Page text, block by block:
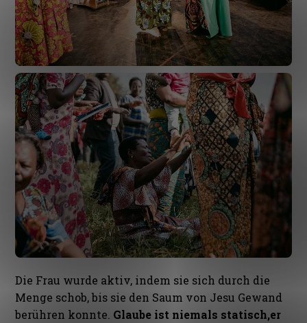
Die Frau wurde aktiv, indem sie sich durch die
Menge schob, bis sie den Saum von Jesu Gewand
berühren konnte. Glaube ist niemals statisch,er